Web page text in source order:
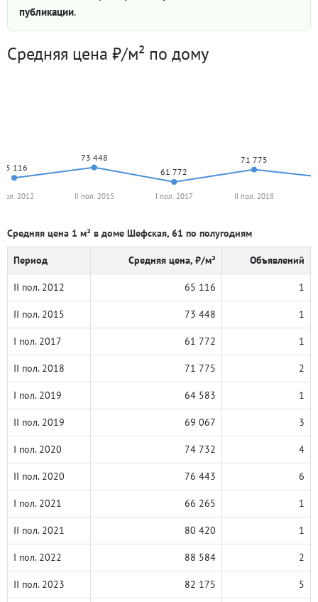
публикации.
Средняя цена ₽/м² по дому
65 116
73 448
61 772
71 775
2012 II пол. 2015 I пол. 2017 II пол. 2018
Средняя цена 1 м² в доме Шефская, 61 по полугодиям
Период Средняя цена, ₽/м² Объявлений
II пол. 2012 65 116 1
II пол. 2015 73 448 1
I пол. 2017 61 772 1
II пол. 2018 71 775 2
I пол. 2019 64 583 1
II пол. 2019 69 067 3
I пол. 2020 74 732 4
II пол. 2020 76 443 6
I пол. 2021 66 265 1
II пол. 2021 80 420 1
I пол. 2022 88 584 2
II пол. 2023 82 175 5